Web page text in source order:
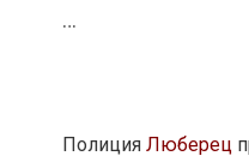
…
Полиция Люберец